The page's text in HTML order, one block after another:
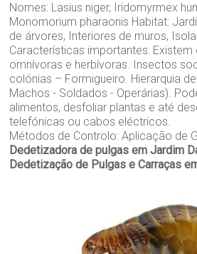
Nomes: Lasius niger, Iridomyrmex
Monomorium pharaonis Habitat:
de árvores, Interiores de muros,
Características importantes:
omnívoras e herbívoras. Insectos
colónias – Formigueiro. Hierarquia
Machos - Soldados - Operárias).
alimentos, desfoliar plantas e até
telefónicas ou cabos eléctricos.
Métodos de Controlo: Aplicação de
Dedetizadora de pulgas em Jardim
Dedetização de Pulgas e Carraças